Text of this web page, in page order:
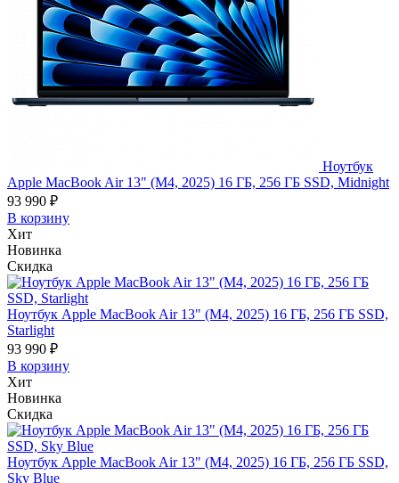
Ноутбук
Apple MacBook Air 13" (M4, 2025) 16 ГБ, 256 ГБ SSD, Midnight
93 990 ₽
В корзину
Хит
Новинка
Скидка
Ноутбук Apple MacBook Air 13" (M4, 2025) 16 ГБ, 256 ГБ SSD,
Starlight
93 990 ₽
В корзину
Хит
Новинка
Скидка
Ноутбук Apple MacBook Air 13" (M4, 2025) 16 ГБ, 256 ГБ SSD,
Sky Blue